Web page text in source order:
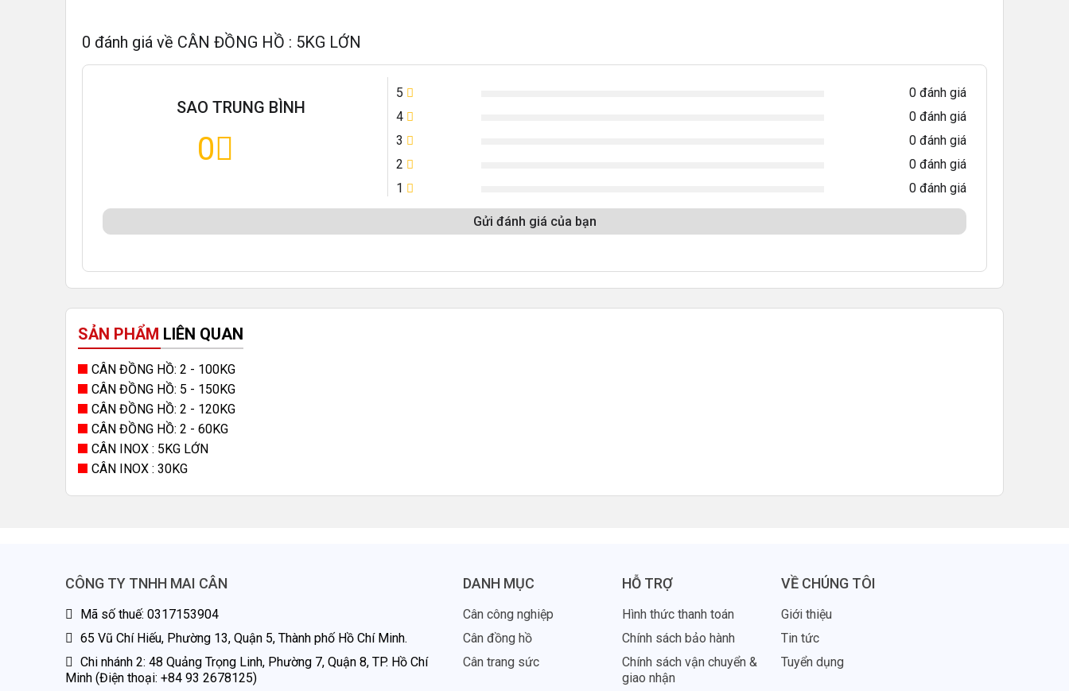
0 đánh giá về CÂN ĐỒNG HỒ : 5KG LỚN
SAO TRUNG BÌNH
0
5 0 đánh giá
4
0 đánh giá
3
0 đánh giá
2
0 đánh giá
1
0 đánh giá
Gửi đánh giá của bạn
SẢN PHẨM LIÊN QUAN
CÂN ĐỒNG HỒ: 2 - 100KG
CÂN ĐỒNG HỒ: 5 - 150KG
CÂN ĐỒNG HỒ: 2 - 120KG
CÂN ĐỒNG HỒ: 2 - 60KG
CÂN INOX : 5KG LỚN
CÂN INOX : 30KG
CÔNG TY TNHH MAI CÂN
Mã số thuế: 0317153904
65 Vũ Chí Hiếu, Phường 13, Quận 5, Thành phố Hồ Chí Minh.
Chi nhánh 2: 48 Quảng Trọng Linh, Phường 7, Quận 8, TP. Hồ Chí
Minh (Điện thoại: +84 93 2678125)
DANH MỤC
Cân công nghiệp
Cân đồng hồ
Cân trang sức
HỖ TRỢ
Hình thức thanh toán
Chính sách bảo hành
Chính sách vận chuyển &
giao nhận
VỀ CHÚNG TÔI
Giới thiệu
Tin tức
Tuyển dụng